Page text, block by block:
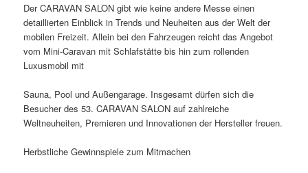
Der CARAVAN SALON gibt wie keine andere Messe einen
detaillierten Einblick in Trends und Neuheiten aus der Welt der
mobilen Freizeit. Allein bei den Fahrzeugen reicht das Angebot
vom Mini-Caravan mit Schlafstätte bis hin zum rollenden
Luxusmobil mit
Sauna, Pool und Außengarage. Insgesamt dürfen sich die
Besucher des 53. CARAVAN SALON auf zahlreiche
Weltneuheiten, Premieren und Innovationen der Hersteller freuen.
Herbstliche Gewinnspiele zum Mitmachen